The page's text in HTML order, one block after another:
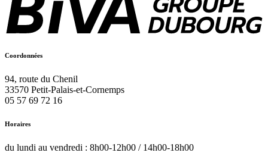
Coordonnées
94, route du Chenil
33570 Petit-Palais-et-Cornemps
05 57 69 72 16
Horaires
du lundi au vendredi : 8h00-12h00 / 14h00-18h00